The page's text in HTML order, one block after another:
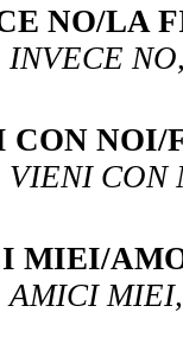
NO/LA
INVECE
CON NOI/
VIENI CON
MIEI/
AMICI